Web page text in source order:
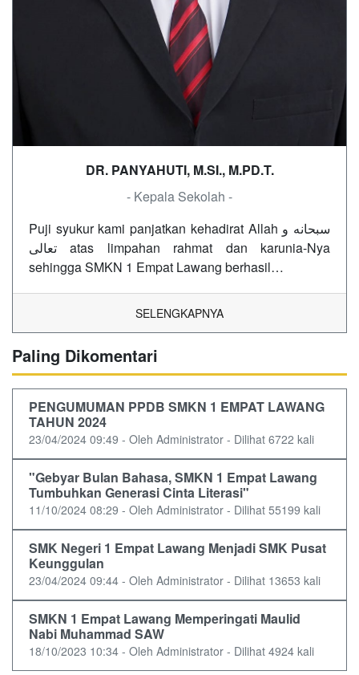
DR. PANYAHUTI, M.SI., M.PD.T.
- Kepala Sekolah -
Puji syukur kami panjatkan kehadirat Allah سبحانه و
تعالى atas limpahan rahmat dan karunia-Nya
sehingga SMKN 1 Empat Lawang berhasil…
SELENGKAPNYA
Paling Dikomentari
PENGUMUMAN PPDB SMKN 1 EMPAT LAWANG
TAHUN 2024
23/04/2024 09:49 - Oleh Administrator - Dilihat 6722 kali
"Gebyar Bulan Bahasa, SMKN 1 Empat Lawang
Tumbuhkan Generasi Cinta Literasi"
11/10/2024 08:29 - Oleh Administrator - Dilihat 55199 kali
SMK Negeri 1 Empat Lawang Menjadi SMK Pusat
Keunggulan
23/04/2024 09:44 - Oleh Administrator - Dilihat 13653 kali
SMKN 1 Empat Lawang Memperingati Maulid
Nabi Muhammad SAW
18/10/2023 10:34 - Oleh Administrator - Dilihat 4924 kali